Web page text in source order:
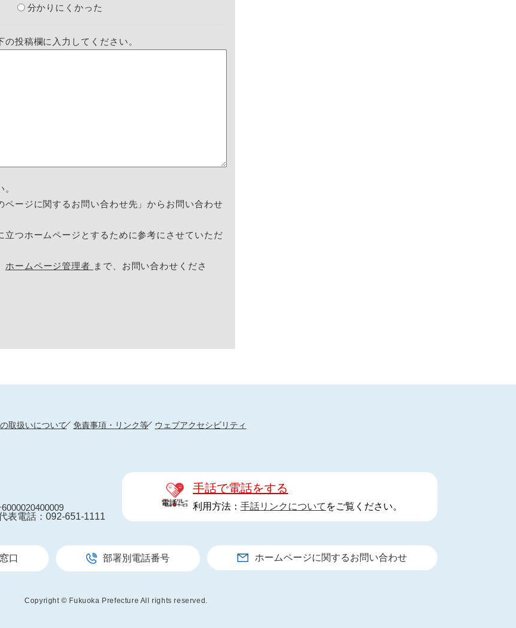
分かりにくかった
投稿欄に入力してください。
ージに関するお問い合わせ先」からお問い合わせ
つホームページとするために参考にさせていただ
ホームページ管理者 まで、お問い合わせくださ
取扱いについて 免責事項・リンク等 ウェブアクセシビリティ
表電話：092-651-1111
手話で電話をする
利用方法： 手話リンクについて をご覧ください。
口 部署別電話番号 ホームページに関するお問い合わせ
Copyright © Fukuoka Prefecture All rights reserved.